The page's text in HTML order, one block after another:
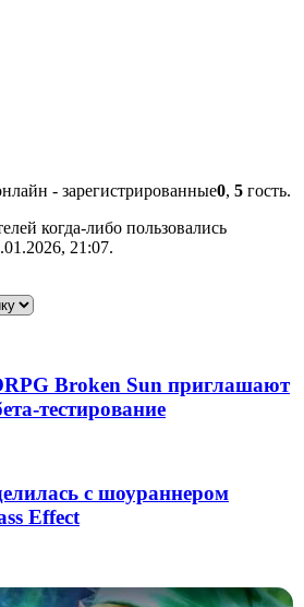
- зарегистрированные0, 5 гость.
когда-либо пользовались
21:07.
Broken Sun приглашают
тестирование
с шоураннером
Effect